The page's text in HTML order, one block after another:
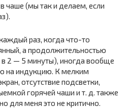
чаше (мы так и делаем, если
раз, когда что-то
а продолжительностью
2 — 5 минуты), иногда вообще
на индукцию. К мелким
отсутствие подсветки,
горячей чаши и т. д. также
для меня это не критично.